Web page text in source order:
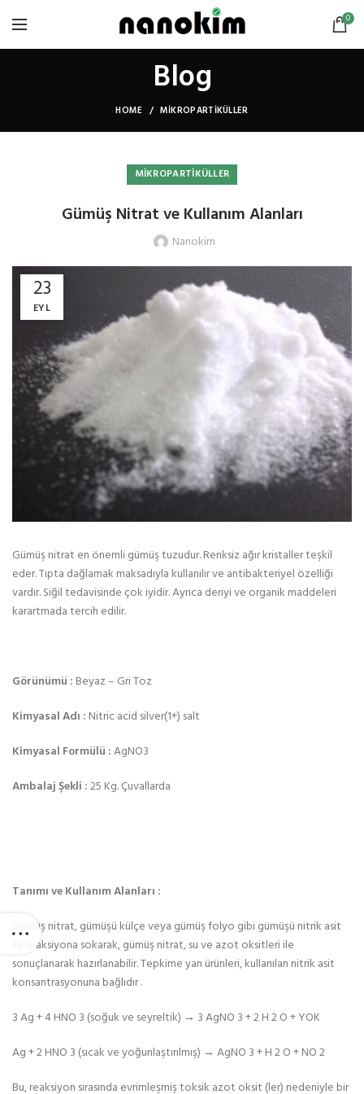
0
Blog
HOME MIKROPARTIKÜLLER
MIKROPARTIKÜLLER
Gümüş Nitrat ve Kullanım Alanları
Nanokim
23
EYL
Gümüş nitrat en önemli gümüş tuzudur. Renksiz ağır kristaller teşkil
eder. Tıpta dağlamak maksadıyla kullanılır ve antibakteriyel özelliği
vardır. Siğil tedavisinde çok iyidir. Ayrıca deriyi ve organik maddeleri
karartmada tercih edilir.
Görünümü : Beyaz – Gri Toz
Kimyasal Adı : Nitric acid silver(1+) salt
Kimyasal Formülü :AgNO3
Ambalaj Şekli :25 Kg. Çuvallarda
Tanımı ve Kullanım Alanları :
Gümüş nitrat, gümüşü külçe veya gümüş folyo gibi gümüşü nitrik asit
ile reaksiyona sokarak, gümüş nitrat, su ve azot oksitleri ile
sonuçlanarak hazırlanabilir. Tepkime yan ürünleri, kullanılan nitrik asit
konsantrasyonuna bağlıdır .
3 Ag + 4 HNO 3 (soğuk ve seyreltik) → 3 AgNO 3 + 2 H 2 O + YOK
Ag + 2 HNO 3 (sıcak ve yoğunlaştırılmış) → AgNO 3 + H 2 O + NO 2
Bu, reaksiyon sırasında evrimleşmiş toksik azot oksit (ler) nedeniyle bir